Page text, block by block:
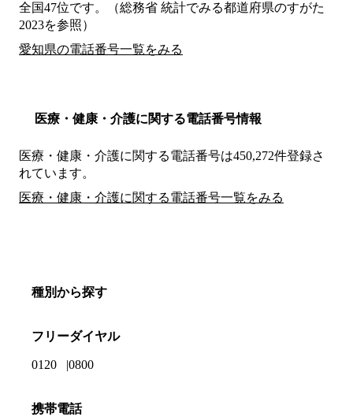
全国47位です。（総務省 統計でみる都道府県のすがた
2023を参照）
愛知県の電話番号一覧をみる
医療・健康・介護に関する電話番号情報
医療・健康・介護に関する電話番号は450,272件登録さ
れています。
医療・健康・介護に関する電話番号一覧をみる
種別から探す
フリーダイヤル
0120 0800
携帯電話